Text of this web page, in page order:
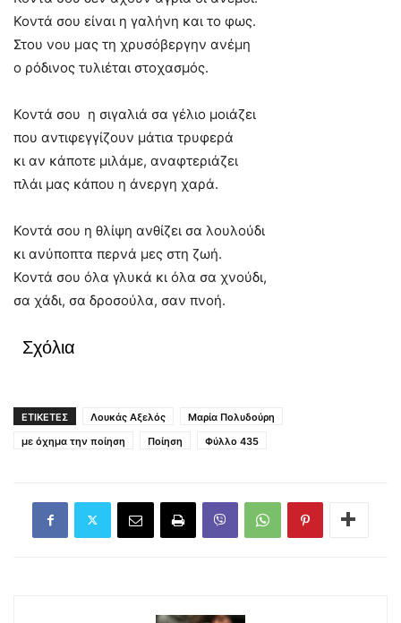
Κοντά σου είναι η γαλήνη και το φως.
Στου νου μας τη χρυσόβεργην ανέμη
ο ρόδινος τυλιέται στοχασμός.
Κοντά σου η σιγαλιά σα γέλιο μοιάζει
που αντιφεγγίζουν μάτια τρυφερά
κι αν κάποτε μιλάμε, αναφτεριάζει
πλάι μας κάπου η άνεργη χαρά.
Κοντά σου η θλίψη ανθίζει σα λουλούδι
κι ανύποπτα περνά μες στη ζωή.
Κοντά σου όλα γλυκά κι όλα σα χνούδι,
σα χάδι, σα δροσούλα, σαν πνοή.
Σχόλια
ΕΤΙΚΕΤΕΣ Λουκάς Αξελός
Μαρία Πολυδούρη
με όχημα την ποίηση
Ποίηση Φύλλο 435